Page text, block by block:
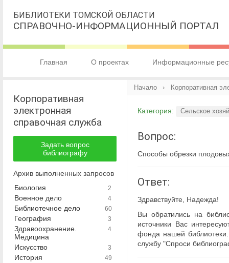
БИБЛИОТЕКИ ТОМСКОЙ ОБЛАСТИ
СПРАВОЧНО-ИНФОРМАЦИОННЫЙ ПОРТАЛ
Главная О проектах Информационные
Корпоративная
электронная
справочная служба
Задать вопрос
библиографу
Архив выполненных запросов
2
Биология
4
Военное дело
60
Библиотечное дело
3
География
4
Здравоохранение.
Медицина
3
Искусство
49
История
Начало › Корпоративная
Категория: Сельское
Вопрос:
Способы обрезки
Ответ:
Здравствуйте, Надежда!
Вы обратились на
источники Вас
фонда нашей библиотеки.
службу "Спроси